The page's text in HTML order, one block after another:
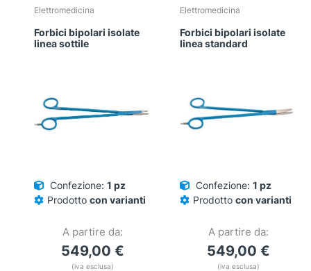
Elettromedicina
Forbici bipolari isolate
linea sottile
Confezione: 1 pz
Prodotto con varianti
A partire da:
549,00 €
(iva esclusa)
Elettromedicina
Forbici bipolari isolate
linea standard
Confezione: 1 pz
Prodotto con varianti
A partire da:
549,00 €
(iva esclusa)